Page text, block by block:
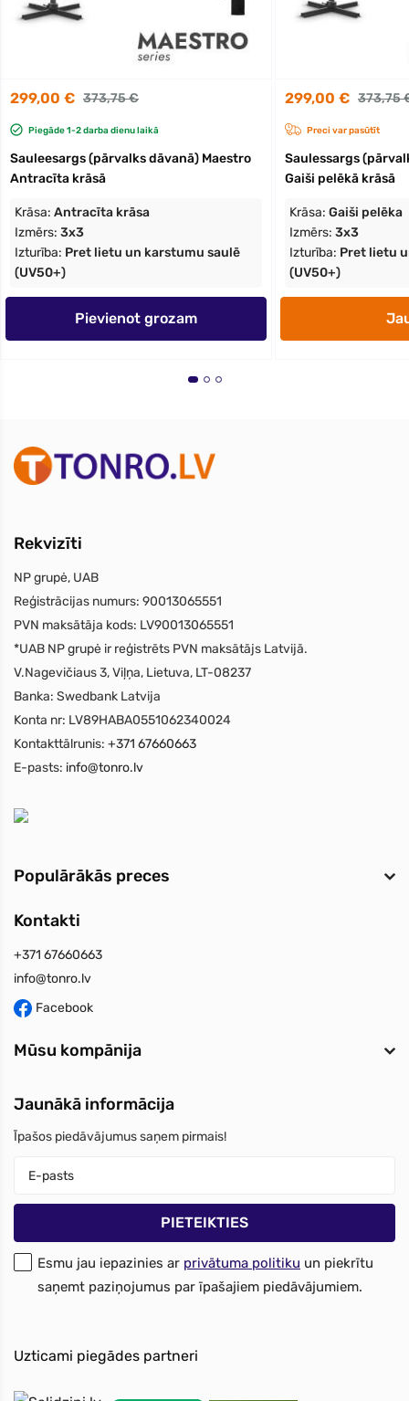
299,00 € 373,75 €
Piegāde 1-2 darba dienu laikā
Sauleesargs (pārvalks dāvanā) Maestro
Antracīta krāsā
Krāsa: Antracīta krāsa
Izmērs: 3x3
Izturība: Pret lietu un karstumu saulē
(UV50+)
Pievienot grozam
299,00 € 373,75
Preci var pasūtīt
Saulessargs
Gaiši pelēkā krāsā
Krāsa: Gaiši pelēka
Izmērs: 3x3
Izturība: Pret lietu
(UV50+)
Rekvizīti
NP grupė, UAB
Reģistrācijas numurs: 90013065551
PVN maksātāja kods: LV90013065551
*UAB NP grupė ir reģistrēts PVN maksātājs Latvijā.
V.Nagevičiaus 3, Viļņa, Lietuva, LT-08237
Banka: Swedbank Latvija
Konta nr: LV89HABA0551062340024
Kontakttālrunis: +371 67660663
E-pasts: info@tonro.lv
Populārākās preces
Kontakti
+371 67660663
info@tonro.lv
Facebook
Mūsu kompānija
Jaunākā informācija
Īpašos piedāvājumus saņem pirmais!
Esmu jau iepazinies ar privātuma politiku un piekrītu
saņemt paziņojumus par īpašajiem piedāvājumiem.
Uzticami piegādes partneri